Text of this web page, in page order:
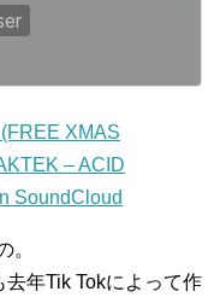
XMAS
– ACID
SoundCloud
。
年Tik Tokによって作